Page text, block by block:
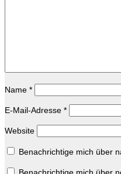
Name *
E-Mail-Adresse *
Website
Benachrichtige mich über